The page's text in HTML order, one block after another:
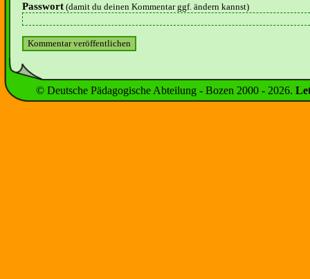
Passwort (damit du deinen Kommentar ggf. ändern kannst)
© Deutsche Pädagogische Abteilung - Bozen 2000 - 2026.